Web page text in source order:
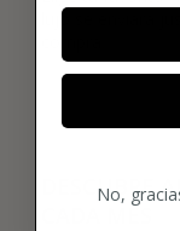
lujo se enviará
03
DESCUBRE
CADA MES
No,